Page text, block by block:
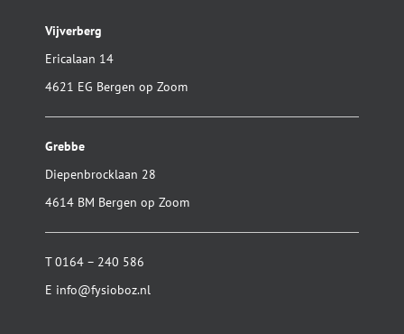
Vijverberg
Ericalaan 14
4621 EG Bergen op Zoom
Grebbe
Diepenbrocklaan 28
4614 BM Bergen op Zoom
T0164 – 240 586
E info@fysioboz.nl